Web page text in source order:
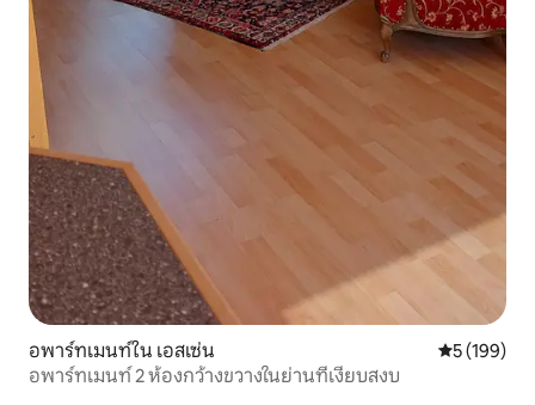
อพาร์ทเมนท์ใน เอสเซ่น คะแนนเฉลี่ย
5 (199)
อพาร์ทเมนท์ 2 ห้องกว้างขวางในย่านที่เงียบสงบ